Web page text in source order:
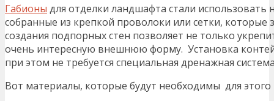
Габионы для отделки ландшафта стали использовать
собранные из крепкой проволоки или сетки,
создания подпорных стен позволяет не только
очень интересную внешнюю форму. Установка
при этом не требуется специальная дренажная
Вот материалы, которые будут необходимы для этого